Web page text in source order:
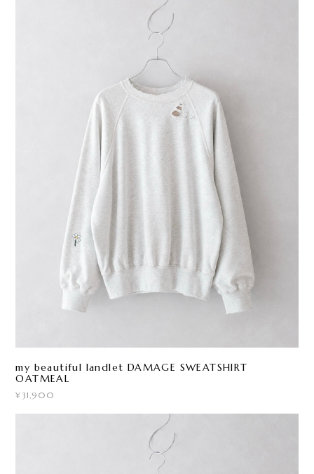
my beautiful landlet DAMAGE SWEATSHIRT
OATMEAL
¥31,900